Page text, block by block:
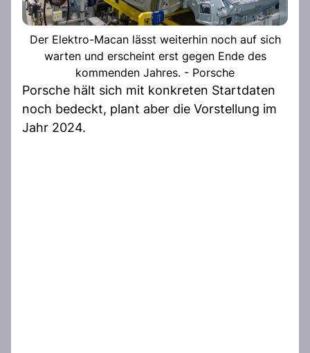
Der Elektro-Macan lässt weiterhin noch auf sich
warten und erscheint erst gegen Ende des
kommenden Jahres. - Porsche
Porsche hält sich mit konkreten Startdaten
noch bedeckt, plant aber die Vorstellung im
Jahr 2024.